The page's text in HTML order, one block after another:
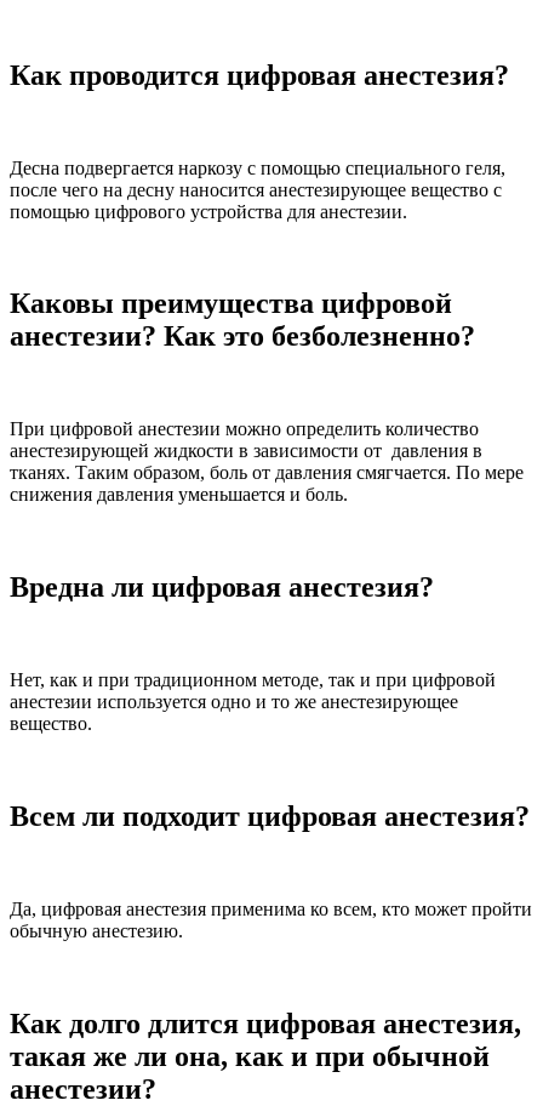
Как проводится цифровая анестезия?
Десна подвергается наркозу с помощью специального геля,
после чего на десну наносится анестезирующее вещество с
помощью цифрового устройства для анестезии.
Каковы преимущества цифровой
анестезии? Как это безболезненно?
При цифровой анестезии можно определить количество
анестезирующей жидкости в зависимости от давления в
тканях. Таким образом, боль от давления смягчается. По мере
снижения давления уменьшается и боль.
Вредна ли цифровая анестезия?
Нет, как и при традиционном методе, так и при цифровой
анестезии используется одно и то же анестезирующее
вещество.
Всем ли подходит цифровая анестезия?
Да, цифровая анестезия применима ко всем, кто может пройти
обычную анестезию.
Как долго длится цифровая анестезия,
такая же ли она, как и при обычной
анестезии?